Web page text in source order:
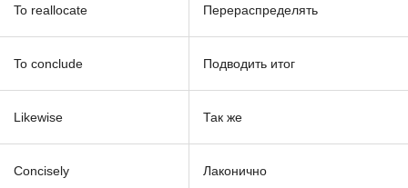
To reallocate Перераспределять
To conclude Подводить итог
Likewise Так же
Concisely Лаконично